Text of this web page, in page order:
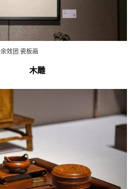
余效团 瓷板画
木雕